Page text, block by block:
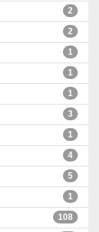
2
2
1
1
1
3
1
4
5
1
108